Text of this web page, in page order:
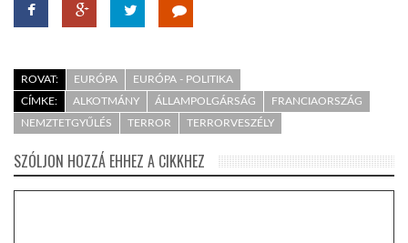
ROVAT: EURÓPA
EURÓPA - POLITIKA
CÍMKE:
ALKOTMÁNY ÁLLAMPOLGÁRSÁG
FRANCIAORSZÁG
NEMZTETGYŰLÉS
TERROR TERRORVESZÉLY
SZÓLJON HOZZÁ EHHEZ A CIKKHEZ